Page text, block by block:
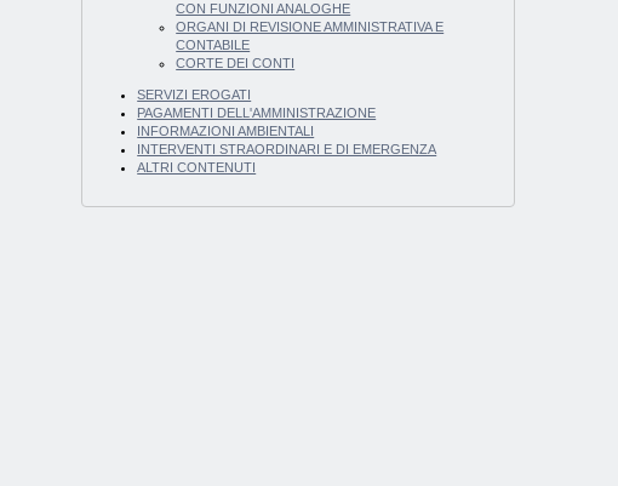
CON FUNZIONI ANALOGHE
ORGANI DI REVISIONE AMMINISTRATIVA E
CONTABILE
CORTE DEI CONTI
SERVIZI EROGATI
PAGAMENTI DELL'AMMINISTRAZIONE
INFORMAZIONI AMBIENTALI
INTERVENTI STRAORDINARI E DI EMERGENZA
ALTRI CONTENUTI